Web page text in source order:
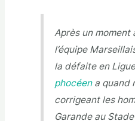
Après un moment
l’équipe
la défaite en
phocéena quand
corrigeant les
Garande au